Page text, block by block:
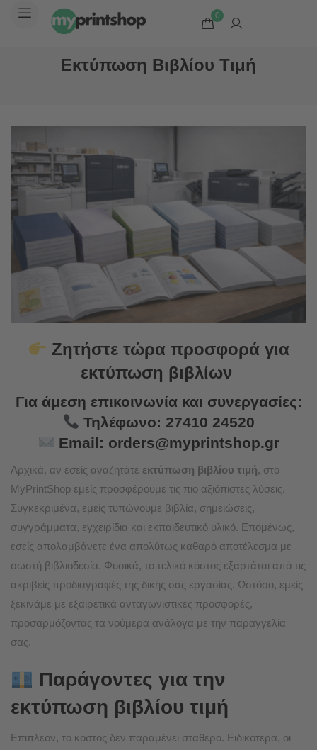
0
Εκτύπωση Βιβλίου Τιμή
Ζητήστε τώρα προσφορά για
εκτύπωση βιβλίων
Για άμεση επικοινωνία και συνεργασίες:
Τηλέφωνο: 27410 24520
Email: orders@myprintshop.gr
Αρχικά, αν εσείς αναζητάτε εκτύπωση βιβλίου τιμή, στο
MyPrintShop εμείς προσφέρουμε τις πιο αξιόπιστες λύσεις.
Συγκεκριμένα, εμείς τυπώνουμε βιβλία, σημειώσεις,
συγγράμματα, εγχειρίδια και εκπαιδευτικό υλικό. Επομένως,
εσείς απολαμβάνετε ένα απολύτως καθαρό αποτέλεσμα με
σωστή βιβλιοδεσία. Φυσικά, το τελικό κόστος εξαρτάται από τις
ακριβείς προδιαγραφές της δικής σας εργασίας. Ωστόσο, εμείς
ξεκινάμε με εξαιρετικά ανταγωνιστικές προσφορές,
προσαρμόζοντας τα νούμερα ανάλογα με την παραγγελία
σας.
Παράγοντες για την
εκτύπωση βιβλίου τιμή
Επιπλέον, το κόστος δεν παραμένει σταθερό. Ειδικότερα, οι